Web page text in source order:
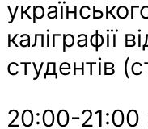
каліграфії
студентів
20:00-